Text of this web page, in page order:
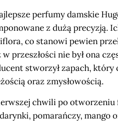
perfumy damskie
z dużą precyzją.
co stanowi pewien
w przeszłości nie był ona
stworzył zapach, który
oraz zmysłowością.
chwili po otworzeniu
pomarańczy, mango